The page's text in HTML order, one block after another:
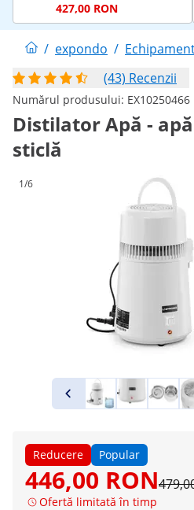
427,00 RON
/ expondo /
(43) Recenzii
Numărul produsului: EX10250466
Distilator Apă -
sticlă
1/6
Reducere Popular
446,00 RON
Ofertă limitată în timp